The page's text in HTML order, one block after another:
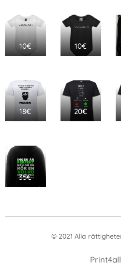
10€ 10€
18€ 20€
35€
© 2021 Alla